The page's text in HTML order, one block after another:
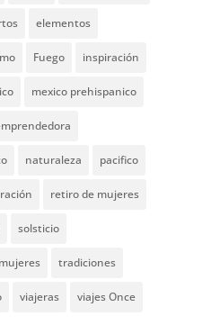
elementos
Fuego inspiración
mexico prehispanico
naturaleza pacifico
retiro de mujeres
solsticio
tradiciones
viajeras viajes Once